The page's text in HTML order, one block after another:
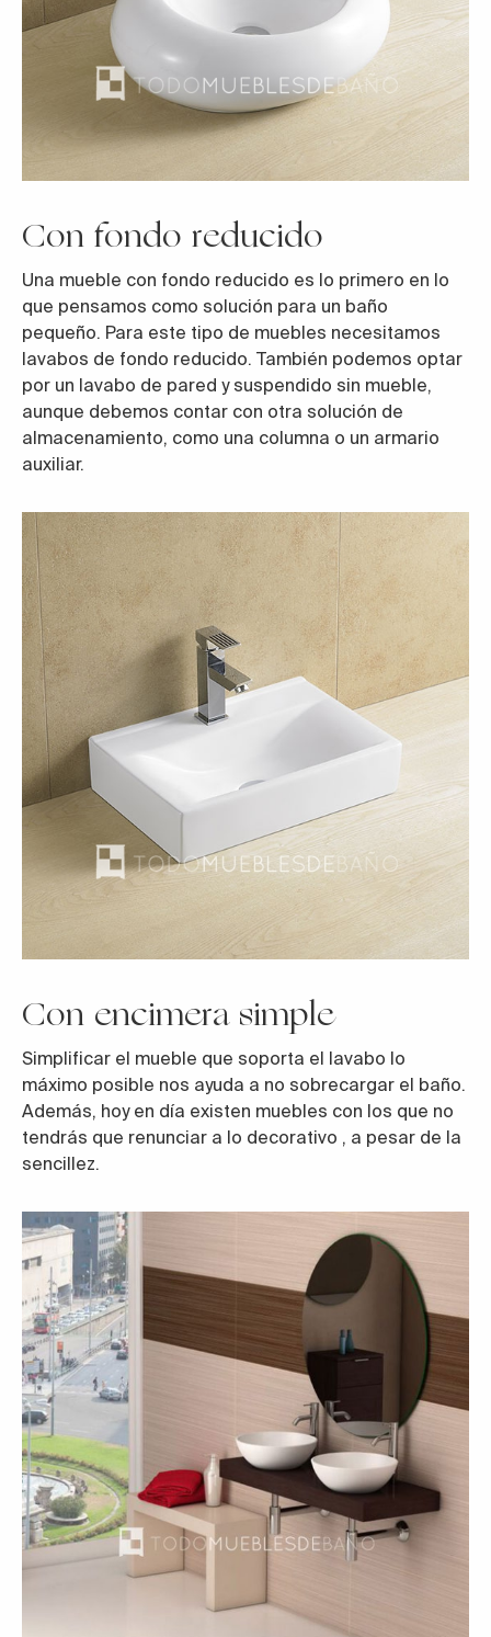
Con fondo reducido
Una mueble con fondo reducido es lo primero en lo
que pensamos como solución para un baño
pequeño. Para este tipo de muebles necesitamos
lavabos de fondo reducido. También podemos optar
por un lavabo de pared y suspendido sin mueble,
aunque debemos contar con otra solución de
almacenamiento, como una columna o un armario
auxiliar.
Con encimera simple
Simplificar el mueble que soporta el lavabo lo
máximo posible nos ayuda a no sobrecargar el baño.
Además, hoy en día existen muebles con los que no
tendrás que renunciar a lo decorativo , a pesar de la
sencillez.